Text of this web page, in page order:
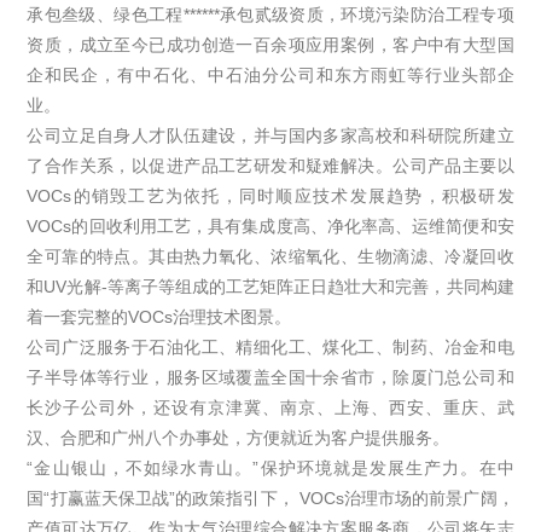
承包叁级、绿色工程******承包贰级资质，环境污染防治工程专项
资质，成立至今已成功创造一百余项应用案例，客户中有大型国
企和民企，有中石化、中石油分公司和东方雨虹等行业头部企
业。
公司立足自身人才队伍建设，并与国内多家高校和科研院所建立
了合作关系，以促进产品工艺研发和疑难解决。公司产品主要以
VOCs的销毁工艺为依托，同时顺应技术发展趋势，积极研发
VOCs的回收利用工艺，具有集成度高、净化率高、运维简便和安
全可靠的特点。其由热力氧化、浓缩氧化、生物滴滤、冷凝回收
和 UV光解-等离子等组成的工艺矩阵正日趋壮大和完善，共同构建
着一套完整的VOCs治理技术图景。
公司广泛服务于石油化工、精细化工、煤化工、制药、冶金和电
子半导体等行业，服务区域覆盖全国十余省市，除厦门总公司和
长沙子公司外，还设有京津冀、南京、上海、西安、重庆、武
汉、合肥和广州八个办事处，方便就近为客户提供服务。
“金山银山，不如绿水青山。”保护环境就是发展生产力。在中
国“打赢蓝天保卫战”的政策指引下， VOCs治理市场的前景广阔，